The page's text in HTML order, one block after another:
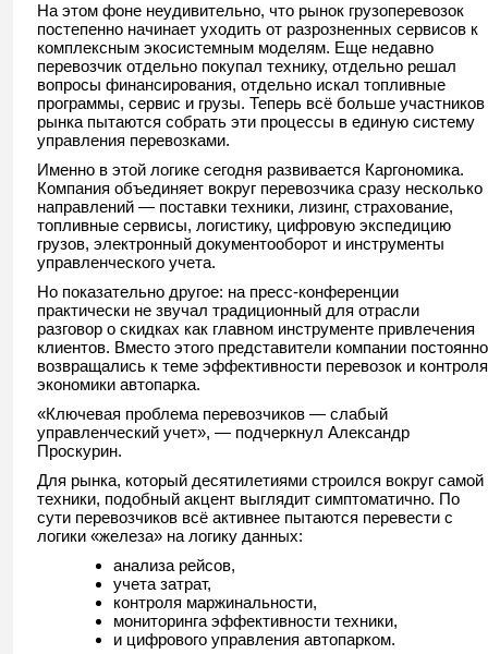
На этом фоне неудивительно, что рынок грузоперевозок
постепенно начинает уходить от разрозненных сервисов к
комплексным экосистемным моделям. Еще недавно
перевозчик отдельно покупал технику, отдельно решал
вопросы финансирования, отдельно искал топливные
программы, сервис и грузы. Теперь всё больше участников
рынка пытаются собрать эти процессы в единую систему
управления перевозками.
Именно в этой логике сегодня развивается Каргономика.
Компания объединяет вокруг перевозчика сразу несколько
направлений — поставки техники, лизинг, страхование,
топливные сервисы, логистику, цифровую экспедицию
грузов, электронный документооборот и инструменты
управленческого учета.
Но показательно другое: на пресс-конференции
практически не звучал традиционный для отрасли
разговор о скидках как главном инструменте привлечения
клиентов. Вместо этого представители компании постоянно
возвращались к теме эффективности перевозок и контроля
экономики автопарка.
«Ключевая проблема перевозчиков — слабый
управленческий учет», — подчеркнул Александр
Проскурин.
Для рынка, который десятилетиями строился вокруг самой
техники, подобный акцент выглядит симптоматично. По
сути перевозчиков всё активнее пытаются перевести с
логики «железа» на логику данных:
анализа рейсов,
учета затрат,
контроля маржинальности,
мониторинга эффективности техники,
и цифрового управления автопарком.